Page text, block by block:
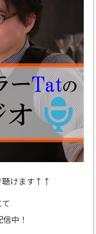
聴けます↑↑
て
信中！